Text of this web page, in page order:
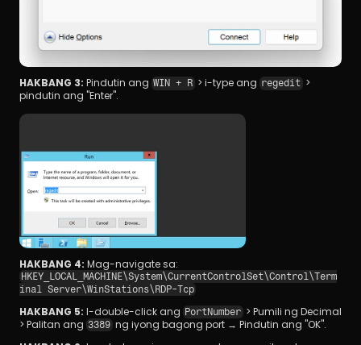
HAKBANG 3: Pindutin ang WIN + R > i-type ang regedit >
pindutin ang "Enter".
HAKBANG 4:
HKEY_LOCAL_MACHINE\System\CurrentControlSet\Control\Term
inal Server\WinStations\RDP-Tcp
HAKBANG 5: I-double-click ang PortNumber > Pumili ng Decimal
> Palitan ang 3389 ng iyong bagong port → Pindutin ang "OK".